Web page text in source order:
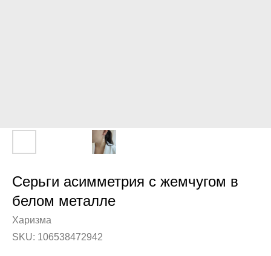
Серьги асимметрия с жемчугом в
белом металле
Харизма
SKU: 106538472942